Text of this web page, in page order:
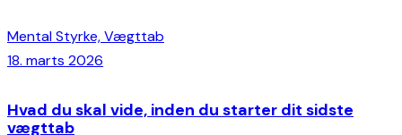
Mental Styrke,Vægttab
18. marts 2026
Hvad du skal vide, inden du starter dit sidste
vægttab